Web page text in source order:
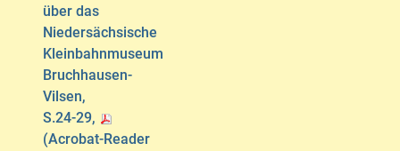
über das
Niedersächsische
Kleinbahnmuseum
Bruchhausen-
Vilsen,
S.24-29,
(Acrobat-Reader